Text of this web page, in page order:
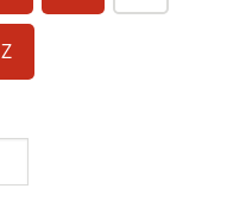
Z